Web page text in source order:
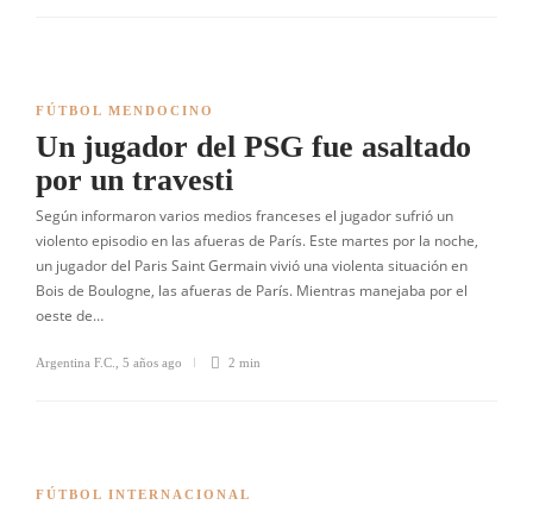
FÚTBOL MENDOCINO
Un jugador del PSG fue asaltado
por un travesti
Según informaron varios medios franceses el jugador sufrió un
violento episodio en las afueras de París. Este martes por la noche,
un jugador del Paris Saint Germain vivió una violenta situación en
Bois de Boulogne, las afueras de París. Mientras manejaba por el
oeste de…
Argentina F.C. 5 años ago 2 min
FÚTBOL INTERNACIONAL